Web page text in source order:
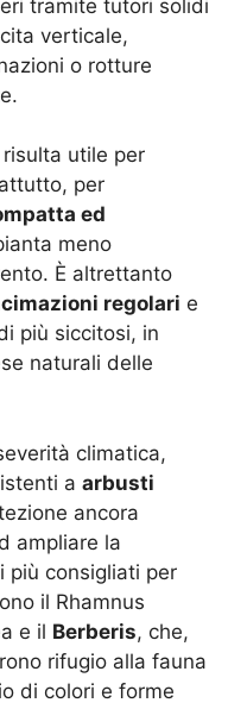
tramite tutori solidi
verticale,
o rotture
utile per
per
ed
meno
È altrettanto
regolari e
più siccitosi, in
naturali delle
climatica,
a arbusti
ancora
ampliare la
più consigliati per
il Rhamnus
e il Berberis, che,
rifugio alla fauna
di colori e forme